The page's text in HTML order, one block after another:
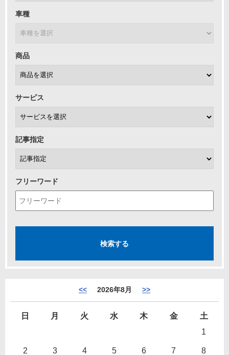
車種
商品
サービス
記事指定
フリーワード
<< 2026年8月 >>
日 月 火 水 木 金
土
1
2 3 4 5 6 7 8